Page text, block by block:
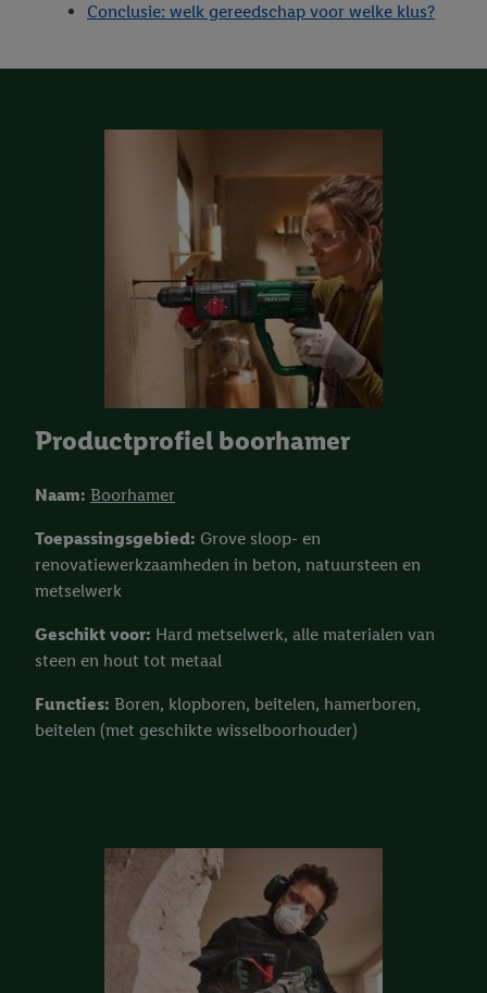
Conclusie: welk gereedschap voor welke klus?
Productprofiel boorhamer
Naam: Boorhamer
Toepassingsgebied: Grove sloop- en
renovatiewerkzaamheden in beton, natuursteen en
metselwerk
Geschikt voor: Hard metselwerk, alle materialen van
steen en hout tot metaal
Functies: Boren, klopboren, beitelen, hamerboren,
beitelen (met geschikte wisselboorhouder)